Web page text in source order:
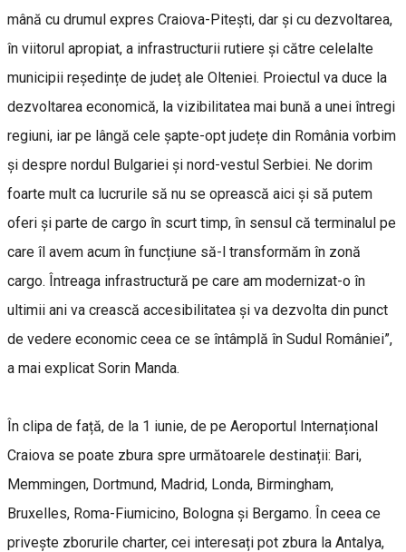
mână cu drumul expres Craiova-Pitești, dar și cu dezvoltarea,
în viitorul apropiat, a infrastructurii rutiere și către celelalte
municipii reședințe de județ ale Olteniei. Proiectul va duce la
dezvoltarea economică, la vizibilitatea mai bună a unei întregi
regiuni, iar pe lângă cele șapte-opt județe din România vorbim
și despre nordul Bulgariei și nord-vestul Serbiei. Ne dorim
foarte mult ca lucrurile să nu se oprească aici și să putem
oferi și parte de cargo în scurt timp, în sensul că terminalul pe
care îl avem acum în funcțiune să-l transformăm în zonă
cargo. Întreaga infrastructură pe care am modernizat-o în
ultimii ani va crească accesibilitatea și va dezvolta din punct
de vedere economic ceea ce se întâmplă în Sudul României”,
a mai explicat Sorin Manda.
În clipa de față, de la 1 iunie, de pe Aeroportul Internațional
Craiova se poate zbura spre următoarele destinații: Bari,
Memmingen, Dortmund, Madrid, Londa, Birmingham,
Bruxelles, Roma-Fiumicino, Bologna și Bergamo. În ceea ce
privește zborurile charter, cei interesați pot zbura la Antalya,